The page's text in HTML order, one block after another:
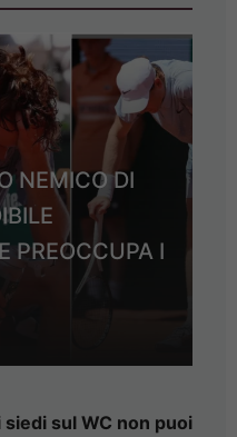
NEMICO DI
PREOCCUPA I
siedi sul WC non puoi